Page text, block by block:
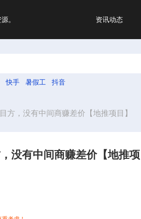
。 资讯动态
快手 暑假工 抖音
方，没有中间商赚差价【地推项目】
没有中间商赚差价【地推项